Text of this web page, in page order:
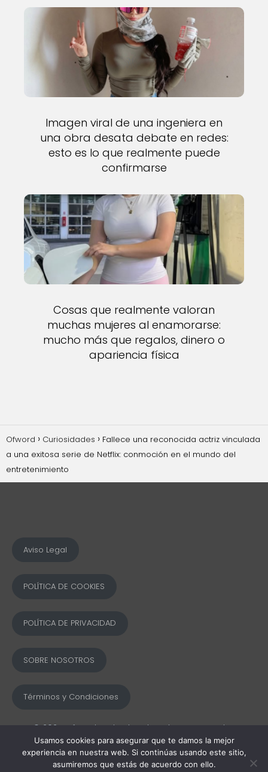
Imagen viral de una ingeniera en
una obra desata debate en redes:
esto es lo que realmente puede
confirmarse
Cosas que realmente valoran
muchas mujeres al enamorarse:
mucho más que regalos, dinero o
apariencia física
Ofword Curiosidades
Fallece una reconocida actriz vinculada
a una exitosa serie de Netflix: conmoción en el mundo del
entretenimiento
Aviso Legal
POLÍTICA DE COOKIES
POLÍTICA DE PRIVACIDAD
SOBRE NOSOTROS
Términos y Condiciones
© 2025 Ofword Todos los derechos reservados
Usamos cookies para asegurar que te damos la mejor
experiencia en nuestra web. Si continúas usando este sitio,
asumiremos que estás de acuerdo con ello.